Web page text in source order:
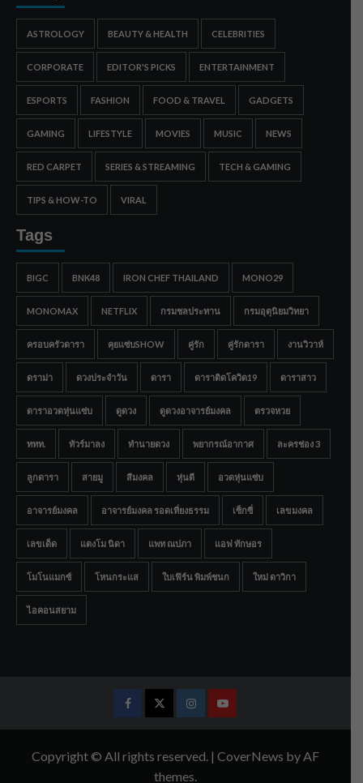
ASTROLOGY BEAUTY & HEALTH CELEBRITIES
CORPORATE EDITOR'S PICKS ENTERTAINMENT
ESPORTS FASHION FOOD & TRAVEL GADGETS
GAMING LIFESTYLE MOVIES MUSIC NEWS
RED CARPET SERIES & STREAMING TECH & GAMING
TIPS & HOW-TO VIRAL
Tags
BIGC BNK48 IRON CHEF THAILAND MONO29
MONOMAX NETFLIX กรมชลประทาน กรมอุตุนิยมวิทยา
ครอบครัวดารา คุยแซ่บSHOW คู่รัก คู่รักดารา งานวิวาห์
ดราม่า ดวงประจำวัน ดารา ดาราติดโควิด19 ดาราสาว
ดาราอวดหุ่นแซ่บ ดูดวง ดูดวงอาจารย์มงคล ตรวจหวย
ททท. ทัวร์มาลง ทำนายดวง พยากรณ์อากาศ ละครช่อง 3
ลูกดารา สายมู สีมงคล หุ่นดี อวดหุ่นแซ่บ
อาจารย์มงคล อาจารย์มงคล รอดเที่ยงธรรม เซ็กซี่ เลขมงคล
เลขเด็ด แตงโม นิดา แพท ณปภา แอฟ ทักษอร
โมโนแมกซ์ โหนกระแส ใบเฟิร์น พิมพ์ชนก ใหม่ ดาวิกา
ไอคอนสยาม
FacebookTwitterInstagramYoutube
Copyright © All rights reserved. | CoverNews by AF
themes.